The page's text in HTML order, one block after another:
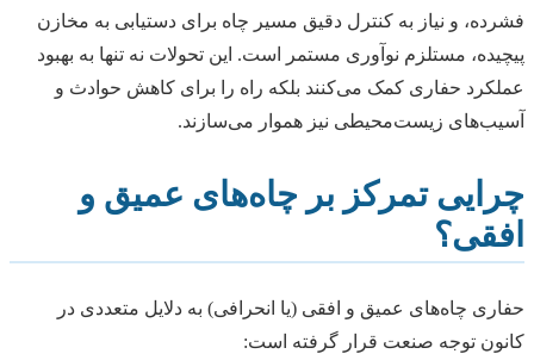
فشرده، و نیاز به کنترل دقیق مسیر چاه برای دستیابی به مخازن
پیچیده، مستلزم نوآوری مستمر است. این تحولات نه تنها به بهبود
عملکرد حفاری کمک می‌کنند بلکه راه را برای کاهش حوادث و
آسیب‌های زیست‌محیطی نیز هموار می‌سازند.
چرایی تمرکز بر چاه‌های عمیق و
افقی؟
حفاری چاه‌های عمیق و افقی (یا انحرافی) به دلایل متعددی در
کانون توجه صنعت قرار گرفته است: